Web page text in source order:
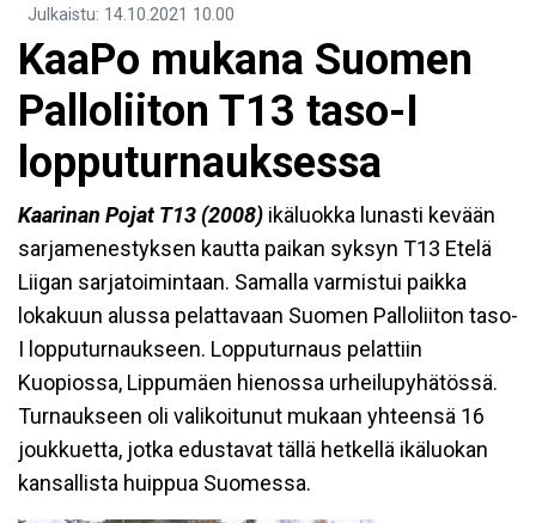
Julkaistu: 14.10.2021 10.00
KaaPo mukana Suomen
Palloliiton T13 taso-I
lopputurnauksessa
Kaarinan Pojat T13 (2008) ikäluokka lunasti kevään
sarjamenestyksen kautta paikan syksyn T13 Etelä
Liigan sarjatoimintaan. Samalla varmistui paikka
lokakuun alussa pelattavaan Suomen Palloliiton taso-
I lopputurnaukseen. Lopputurnaus pelattiin
Kuopiossa, Lippumäen hienossa urheilupyhätössä.
Turnaukseen oli valikoitunut mukaan yhteensä 16
joukkuetta, jotka edustavat tällä hetkellä ikäluokan
kansallista huippua Suomessa.